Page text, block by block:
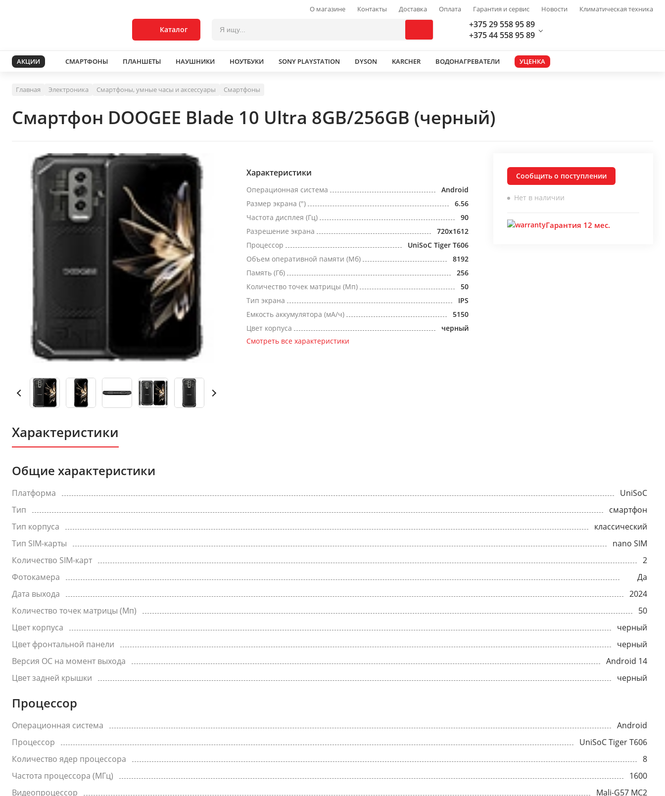
О магазине Контакты Доставка Оплата Гарантия и сервис Новости Климатическая техника
Каталог
+375 29 558 95 89
+375 44 558 95 89
АКЦИИ СМАРТФОНЫ ПЛАНШЕТЫ НАУШНИКИ НОУТБУКИ SONY PLAYSTATION DYSON KARCHER ВОДОНАГРЕВАТЕЛИ УЦЕНКА
Главная Электроника Смартфоны, умные часы и аксессуары Смартфоны
Смартфон DOOGEE Blade 10 Ultra 8GB/256GB (черный)
Характеристики
Операционная система
Android
Размер экрана (")
6.56
Частота дисплея (Гц)
90
Разрешение экрана
720x1612
Процессор
UniSoC Tiger T606
Объем оперативной памяти (Мб)
8192
Память (Гб)
256
Количество точек матрицы (Мп)
50
Тип экрана
IPS
Емкость аккумулятора (мА/ч)
5150
Цвет корпуса
черный
Смотреть все характеристики
Сообщить о поступлении
Нет в наличии
Гарантия 12 мес.
Характеристики
Общие характеристики
Платформа
UniSoC
Тип
смартфон
Тип корпуса
классический
Тип SIM-карты
nano SIM
Количество SIM-карт
2
Фотокамера
Да
Дата выхода
2024
Количество точек матрицы (Мп)
50
Цвет корпуса
черный
Цвет фронтальной панели
черный
Версия ОС на момент выхода
Android 14
Цвет задней крышки
черный
Процессор
Операционная система
Android
Процессор
UniSoC Tiger T606
Количество ядер процессора
8
Частота процессора (МГц)
1600
Видеопроцессор
Mali-G57 MC2